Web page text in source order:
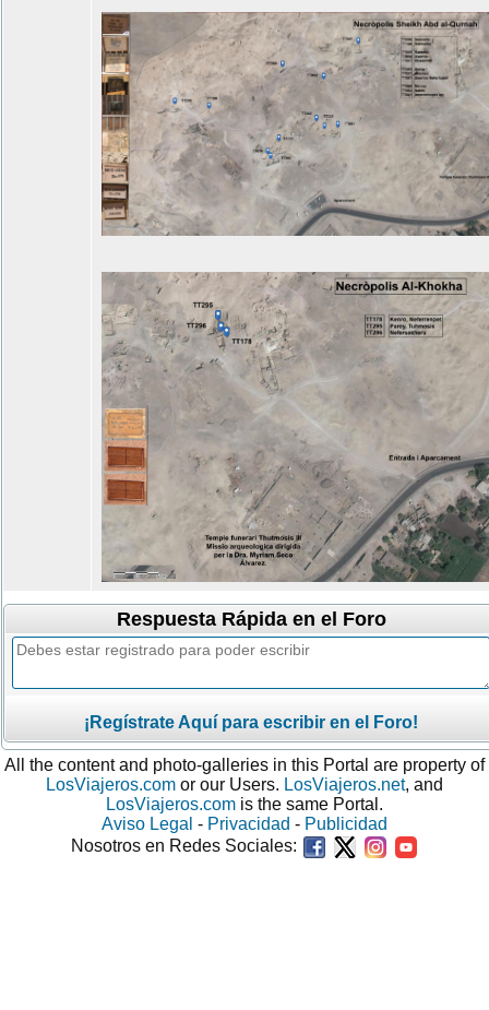
Respuesta Rápida en el Foro
¡Regístrate Aquí para escribir en el Foro!
All the content and photo-galleries in this Portal are property of
LosViajeros.com or our Users. LosViajeros.net, and
LosViajeros.com is the same Portal.
Aviso Legal - Privacidad - Publicidad
Nosotros en Redes Sociales: